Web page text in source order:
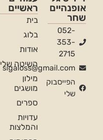
אופנהיים
שחר
052-
353-
2715
sigaloss@gmail.com
הפייסבוק
שלי
ראשיים
בית
בלוג
אודות
השיטה שלי
מילון
מושגים
ספרים
עדויות
והמלצות